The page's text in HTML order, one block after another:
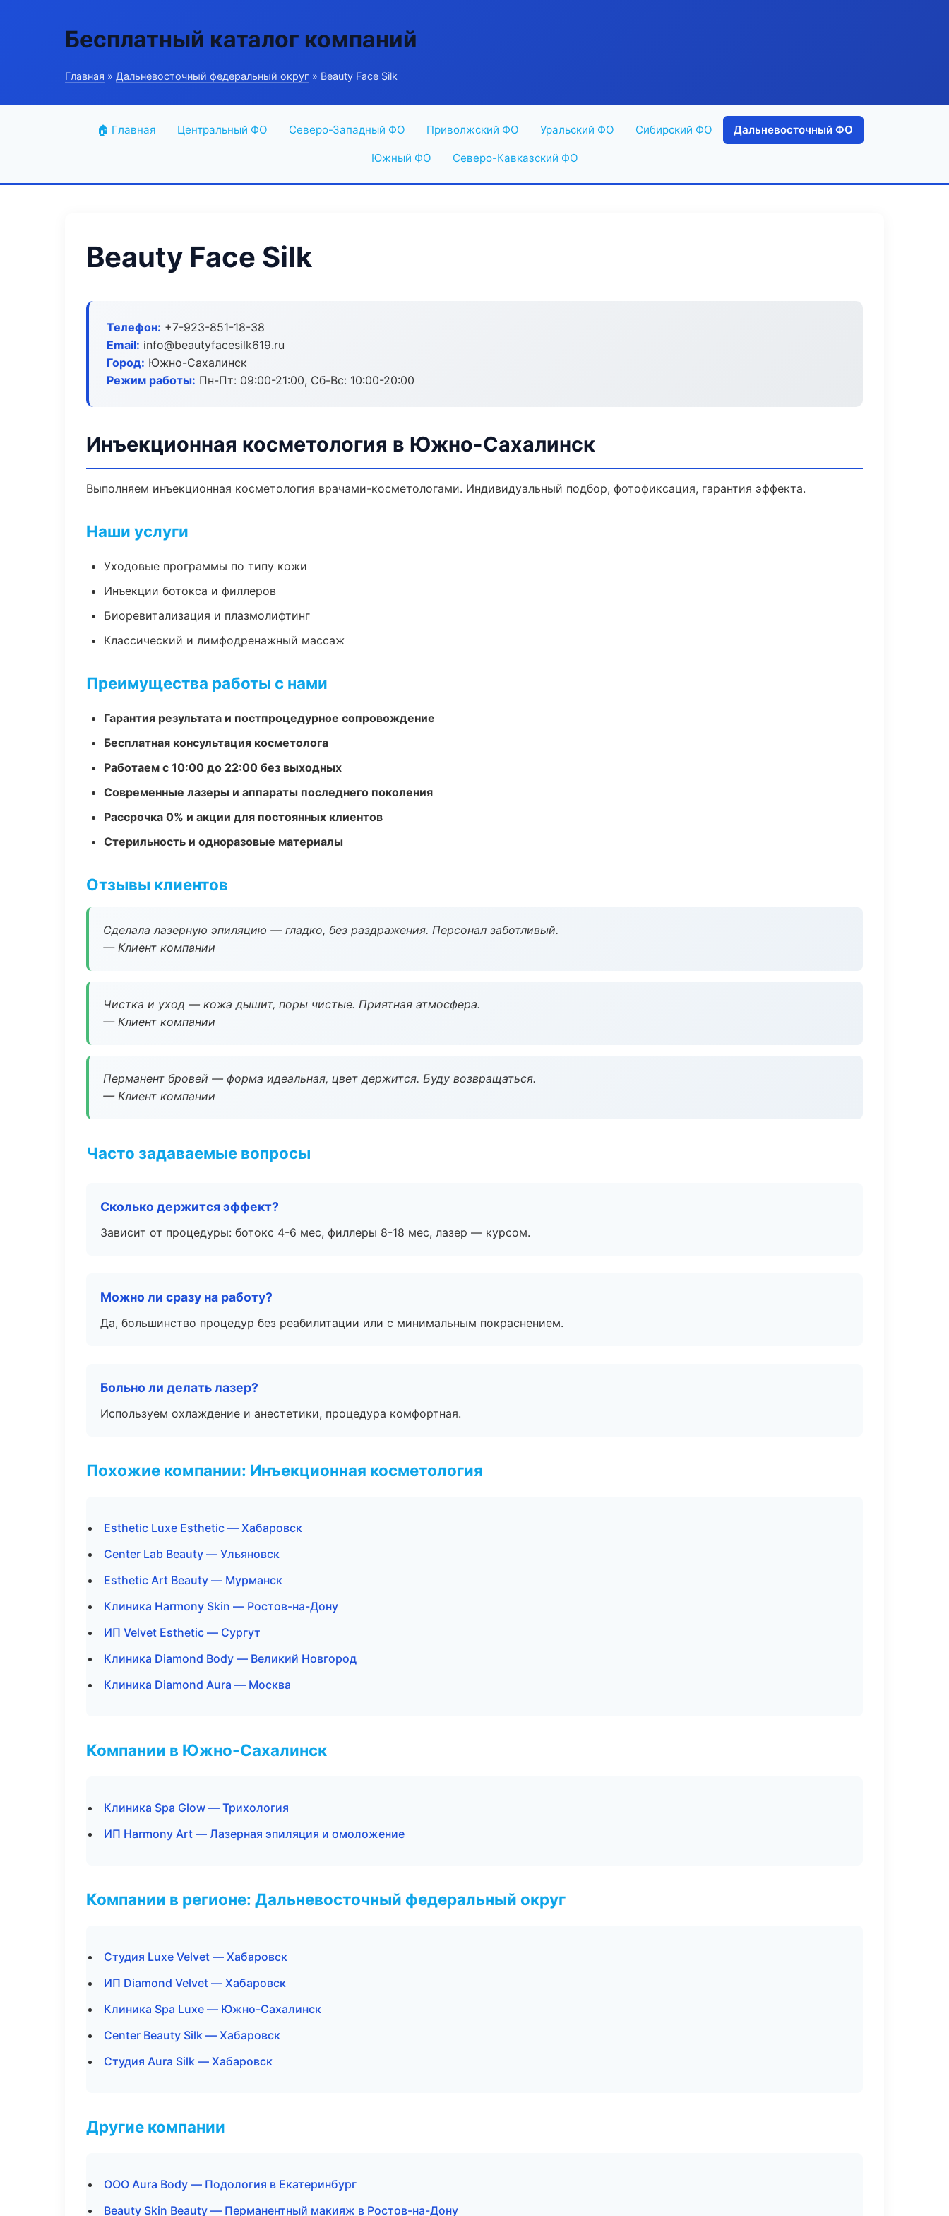
Бесплатный каталог компаний
Главная » Дальневосточный федеральный округ » Beauty Face Silk
🏠 Главная Центральный ФО Северо-Западный ФО Приволжский ФО Уральский ФО Сибирский ФО Дальневосточный ФО
Южный ФО Северо-Кавказский ФО
Beauty Face Silk
Телефон: +7-923-851-18-38
Email: info@beautyfacesilk619.ru
Город: Южно-Сахалинск
Режим работы: Пн-Пт: 09:00-21:00, Сб-Вс: 10:00-20:00
Инъекционная косметология в Южно-Сахалинск
Выполняем инъекционная косметология врачами-косметологами. Индивидуальный подбор, фотофиксация, гарантия эффекта.
Наши услуги
Уходовые программы по типу кожи
Инъекции ботокса и филлеров
Биоревитализация и плазмолифтинг
Классический и лимфодренажный массаж
Преимущества работы с нами
Гарантия результата и постпроцедурное сопровождение
Бесплатная консультация косметолога
Работаем с 10:00 до 22:00 без выходных
Современные лазеры и аппараты последнего поколения
Рассрочка 0% и акции для постоянных клиентов
Стерильность и одноразовые материалы
Отзывы клиентов
Сделала лазерную эпиляцию — гладко, без раздражения. Персонал заботливый.
— Клиент компании
Чистка и уход — кожа дышит, поры чистые. Приятная атмосфера.
— Клиент компании
Перманент бровей — форма идеальная, цвет держится. Буду возвращаться.
— Клиент компании
Часто задаваемые вопросы
Сколько держится эффект?
Зависит от процедуры: ботокс 4-6 мес, филлеры 8-18 мес, лазер — курсом.
Можно ли сразу на работу?
Да, большинство процедур без реабилитации или с минимальным покраснением.
Больно ли делать лазер?
Используем охлаждение и анестетики, процедура комфортная.
Похожие компании: Инъекционная косметология
Esthetic Luxe Esthetic — Хабаровск
Center Lab Beauty — Ульяновск
Esthetic Art Beauty — Мурманск
Клиника Harmony Skin — Ростов-на-Дону
ИП Velvet Esthetic — Сургут
Клиника Diamond Body — Великий Новгород
Клиника Diamond Aura — Москва
Компании в Южно-Сахалинск
Клиника Spa Glow — Трихология
ИП Harmony Art — Лазерная эпиляция и омоложение
Компании в регионе: Дальневосточный федеральный округ
Студия Luxe Velvet — Хабаровск
ИП Diamond Velvet — Хабаровск
Клиника Spa Luxe — Южно-Сахалинск
Center Beauty Silk — Хабаровск
Студия Aura Silk — Хабаровск
Другие компании
ООО Aura Body — Подология в Екатеринбург
Beauty Skin Beauty — Перманентный макияж в Ростов-на-Дону